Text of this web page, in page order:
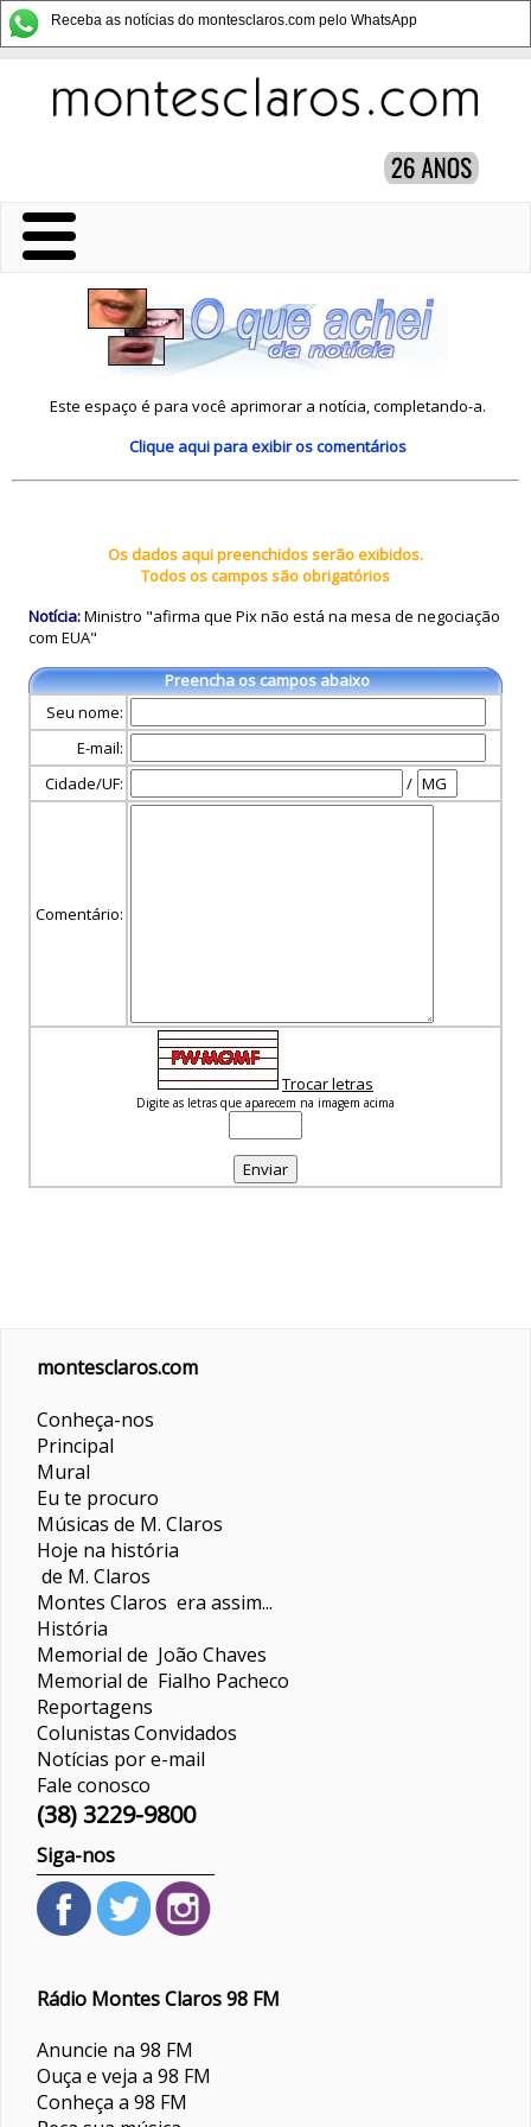
Receba as notícias do montesclaros.com pelo WhatsApp
Este espaço é para você aprimorar a notícia, completando-a.
Clique aquipara exibir os comentários
Os dados aqui preenchidos serão exibidos.
Todos os campos são obrigatórios
Notícia:Ministro "afirma que Pix não está na mesa de negociação
com EUA"
Preencha os campos abaixo
Seu nome:
E-mail:
Cidade/UF:
/
Comentário:
Trocar letras
Digite as letras que aparecem na imagem acima
montesclaros.com
Conheça-nos
Principal
Mural
Eu te procuro
Músicas de M. Claros
Hoje na história
de M. Claros
Montes Claros era assim...
História
Memorial de João Chaves
Memorial de Fialho Pacheco
Reportagens
ColunistasConvidados
Notícias por e-mail
Fale conosco
(38) 3229-9800
Siga-nos
Rádio Montes Claros 98 FM
Anuncie na 98 FM
Ouça e veja a 98 FM
Conheça a 98 FM